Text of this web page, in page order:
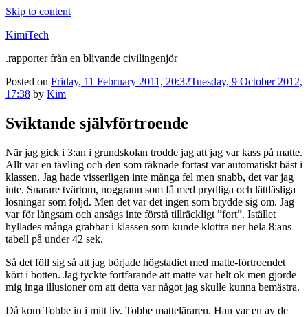
Skip to content
KimiTech
.rapporter från en blivande civilingenjör
Posted on Friday, 11 February 2011, 20:32Tuesday, 9 October 2012,
17:38 by Kim
Sviktande självförtroende
När jag gick i 3:an i grundskolan trodde jag att jag var kass på matte.
Allt var en tävling och den som räknade fortast var automatiskt bäst i
klassen. Jag hade visserligen inte många fel men snabb, det var jag
inte. Snarare tvärtom, noggrann som få med prydliga och lättläsliga
lösningar som följd. Men det var det ingen som brydde sig om. Jag
var för långsam och ansågs inte förstå tillräckligt ”fort”. Istället
hyllades många grabbar i klassen som kunde klottra ner hela 8:ans
tabell på under 42 sek.
Så det föll sig så att jag började högstadiet med matte-förtroendet
kört i botten. Jag tyckte fortfarande att matte var helt ok men gjorde
mig inga illusioner om att detta var något jag skulle kunna bemästra.
Då kom Tobbe in i mitt liv. Tobbe matteläraren. Han var en av de